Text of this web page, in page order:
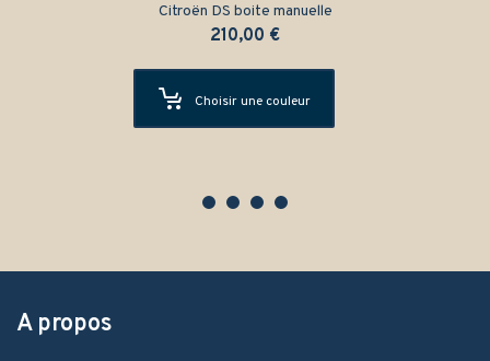
Citroën DS boite manuelle
210,00 €
Choisir une couleur
A propos